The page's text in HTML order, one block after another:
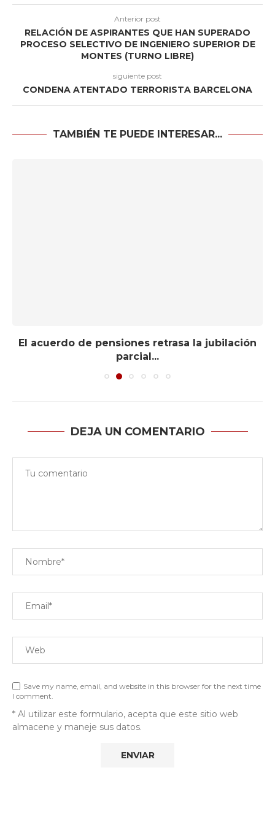
Anterior post
RELACIÓN DE ASPIRANTES QUE HAN SUPERADO
PROCESO SELECTIVO DE INGENIERO SUPERIOR DE
MONTES (TURNO LIBRE)
siguiente post
CONDENA ATENTADO TERRORISTA BARCELONA
TAMBIÉN TE PUEDE INTERESAR...
El acuerdo de pensiones retrasa la jubilación
parcial...
DEJA UN COMENTARIO
Save my name, email, and website in this browser for the next time
I comment.
* Al utilizar este formulario, acepta que este sitio web
almacene y maneje sus datos.